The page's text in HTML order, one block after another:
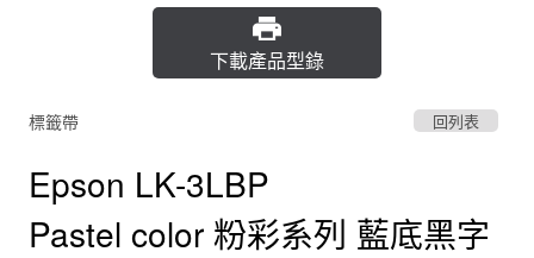
下載產品型錄
標籤帶 回列表
Epson LK-3LBP
Pastel color 粉彩系列 藍底黑字